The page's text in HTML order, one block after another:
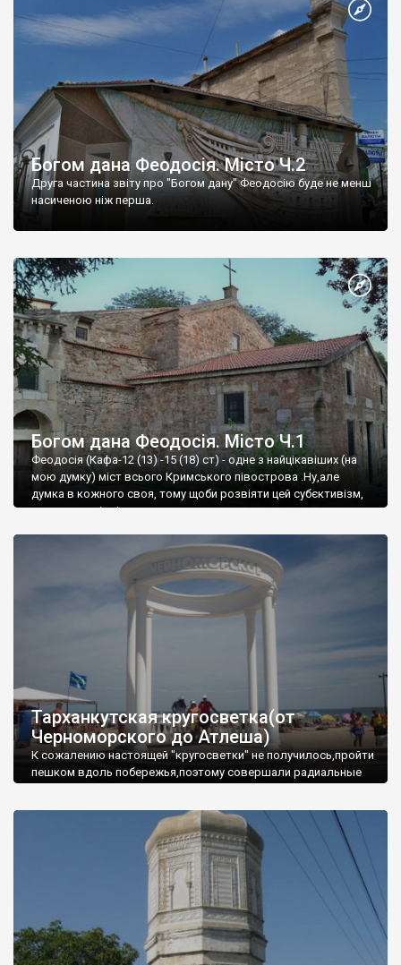
Богом дана Феодосія. Місто Ч.2
Друга частина звіту про "Богом дану" Феодосію буде не менш
насиченою ніж перша.
Богом дана Феодосія. Місто Ч.1
Феодосія (Кафа-12 (13) -15 (18) ст) - одне з найцікавіших (на
мою думку) міст всього Кримського півострова .Ну,але
думка в кожного своя, тому щоби розвіяти цей субєктивізм,
запрошую відвідати це
Тарханкутская кругосветка(от
Черноморского до Атлеша)
К сожалению настоящей "кругосветки" не получилось,пройти
пешком вдоль побережья,поэтому совершали радиальные